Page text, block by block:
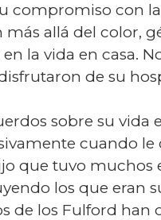
compromiso con
allá del color,
la vida en casa.
de su
sobre su
cuando le
que tuvo muchos
los que eran
de los Fulford